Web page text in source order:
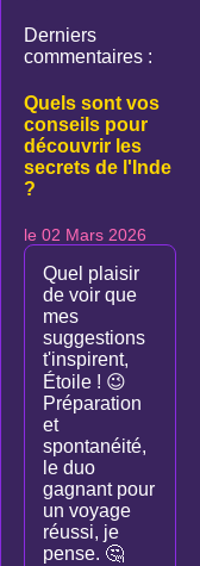
Derniers
commentaires :
Quels sont vos
conseils pour
découvrir les
secrets de l'Inde
?
le 02 Mars 2026
Quel plaisir
de voir que
mes
suggestions
t'inspirent,
Étoile ! 😉
Préparation
et
spontanéité,
le duo
gagnant pour
un voyage
réussi, je
pense. 🤔